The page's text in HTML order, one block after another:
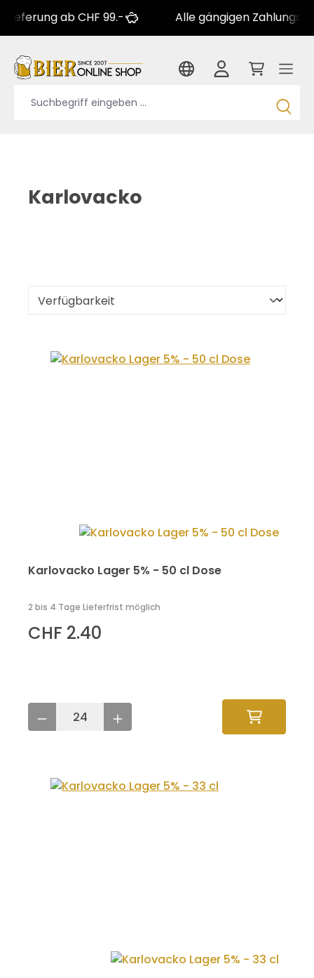
ab CHF 99.- Alle gängigen Zahlungsarten
Karlovacko
Karlovacko Lager 5% - 50 cl Dose
2 bis 4 Tage Lieferfrist möglich
CHF 2.40